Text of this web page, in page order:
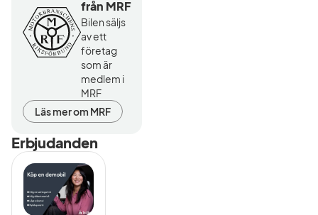
från MRF
Bilen säljs
av ett
företag
som är
medlem i
MRF
Läs mer om MRF
Erbjudanden